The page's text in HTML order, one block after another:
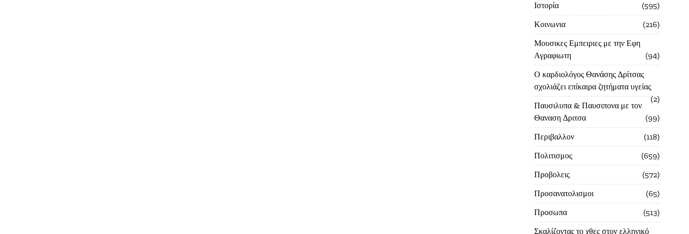
Ιστορία
595
Κοινωνια
216
Μουσικες Εμπειριες με την Εφη
Αγραφιωτη
94
Ο καρδιολόγος Θανάσης Δρίτσας
σχολιάζει επίκαιρα ζητήματα υγείας
2
Παυσιλυπα & Παυσιπονα με τον
Θαναση Δριτσα
99
Περιβαλλον
118
Πολιτισμος
659
Προβολεις
572
Προσανατολισμοι
65
Προσωπα
513
Σκαλίζοντας το χθες στον ελληνικό